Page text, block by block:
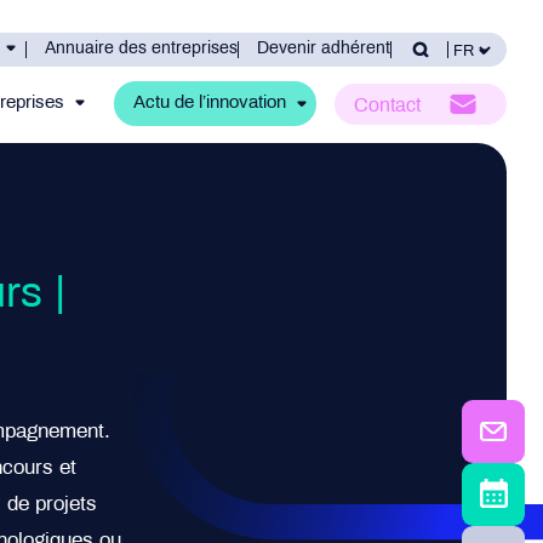
Annuaire des entreprises Devenir adhérent
Actu de l’innovation Contact
|
et
de projets